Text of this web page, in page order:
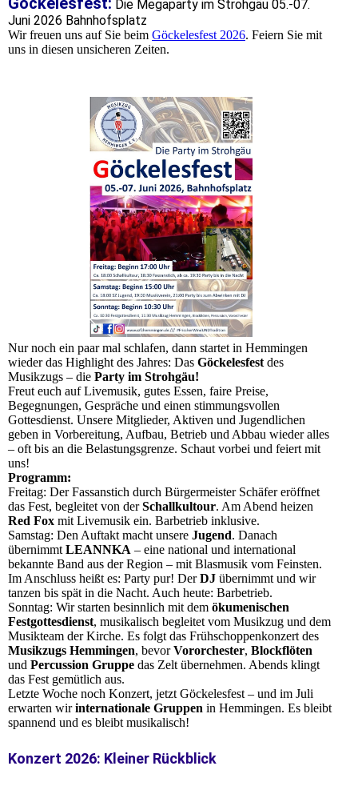
Die Megaparty im Strohgäu 05.-07.
Juni 2026 Bahnhofsplatz
Wir freuen uns auf Sie beim Göckelesfest 2026. Feiern Sie mit
uns in diesen unsicheren Zeiten.
Nur noch ein paar mal schlafen, dann startet in Hemmingen
wieder das Highlight des Jahres: Das Göckelesfest des
Musikzugs – die Party im Strohgäu!
Freut euch auf Livemusik, gutes Essen, faire Preise,
Begegnungen, Gespräche und einen stimmungsvollen
Gottesdienst. Unsere Mitglieder, Aktiven und Jugendlichen
geben in Vorbereitung, Aufbau, Betrieb und Abbau wieder alles
– oft bis an die Belastungsgrenze. Schaut vorbei und feiert mit
uns!
Programm:
Freitag: Der Fassanstich durch Bürgermeister Schäfer eröffnet
das Fest, begleitet von derSchallkultour. Am Abend heizen
Red Fox mit Livemusik ein. Barbetrieb inklusive.
Samstag: Den Auftakt macht unsere Jugend. Danach
übernimmt LEANNKA – eine national und international
bekannte Band aus der Region – mit Blasmusik vom Feinsten.
Im Anschluss heißt es: Party pur! DerDJ übernimmt und wir
tanzen bis spät in die Nacht. Auch heute: Barbetrieb.
Sonntag: Wir starten besinnlich mit dem ökumenischen
Festgottesdienst, musikalisch begleitet vom Musikzug und dem
Musikteam der Kirche. Es folgt das Frühschoppenkonzert des
Musikzugs Hemmingen, bevorVororchester, Blockflöten
und Percussion Gruppe das Zelt übernehmen. Abends klingt
das Fest gemütlich aus.
Letzte Woche noch Konzert, jetzt Göckelesfest – und im Juli
erwarten wirinternationale Gruppen in Hemmingen. Es bleibt
spannend und es bleibt musikalisch!
Konzert 2026: Kleiner Rückblick